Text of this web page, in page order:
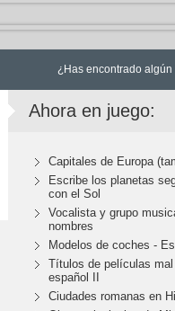
¿Has encontrado algún
Ahora en juego:
Capitales de Europa
Escribe los planetas
con el Sol
Vocalista y grupo
nombres
Modelos de coches -
Títulos de películas mal
español II
Ciudades romanas en